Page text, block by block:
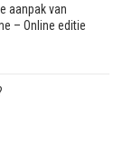
aanpak van
– Online editie